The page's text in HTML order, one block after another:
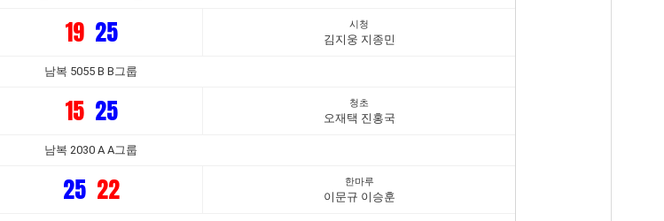
19 25 시청
김지웅 지종민
남복 5055 B B그룹
15 25 청초
오재택 진홍국
남복 2030 A A그룹
25 22 한마루
이문규 이승훈